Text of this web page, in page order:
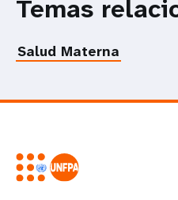
Temas
Salud Materna